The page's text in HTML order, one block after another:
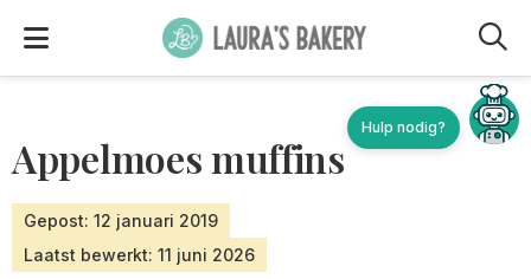
Appelmoes muffins
Gepost: 12 januari 2019
Laatst bewerkt: 11 juni 2026